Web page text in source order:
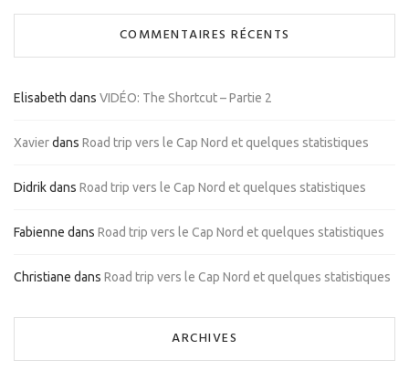
COMMENTAIRES RÉCENTS
Elisabeth dans VIDÉO: The Shortcut – Partie 2
Xavierdans Road trip vers le Cap Nord et quelques statistiques
Didrikdans Road trip vers le Cap Nord et quelques statistiques
Fabienne dans Road trip vers le Cap Nord et quelques statistiques
Christiane dans Road trip vers le Cap Nord et quelques statistiques
ARCHIVES